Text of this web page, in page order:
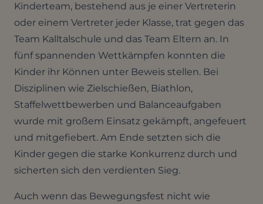
Kinderteam, bestehend aus je einer Vertreterin
oder einem Vertreter jeder Klasse, trat gegen das
Team Kalltalschule und das Team Eltern an. In
fünf spannenden Wettkämpfen konnten die
Kinder ihr Können unter Beweis stellen. Bei
Disziplinen wie Zielschießen, Biathlon,
Staffelwettbewerben und Balanceaufgaben
wurde mit großem Einsatz gekämpft, angefeuert
und mitgefiebert. Am Ende setzten sich die
Kinder gegen die starke Konkurrenz durch und
sicherten sich den verdienten Sieg.
Auch wenn das Bewegungsfest nicht wie